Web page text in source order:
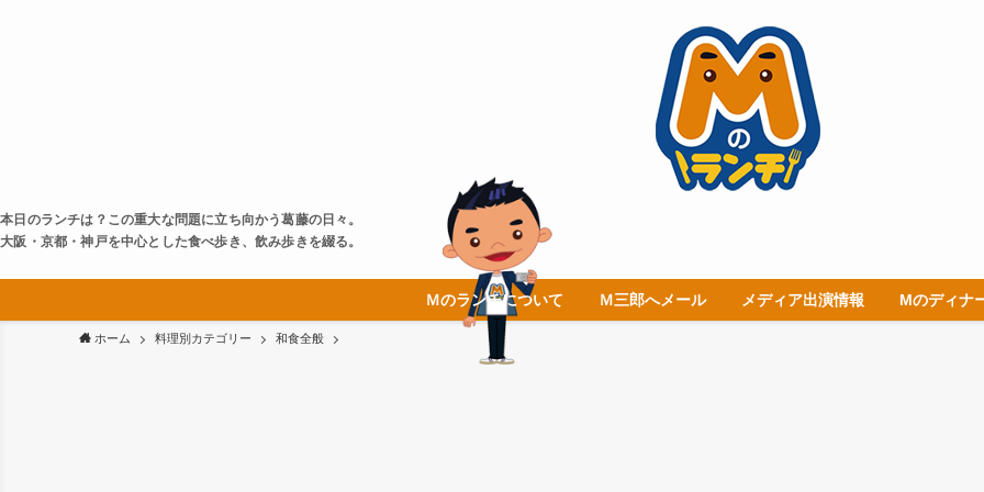
本日のランチは？この重大な問題に立ち向かう葛藤の日々。
大阪・京都・神戸を中心とした食べ歩き、飲み歩きを綴る。
Ｍのランチについて Ｍ三郎へメール メディア出演情報 Mのディナ
ホーム 料理別カテゴリー 和食全般